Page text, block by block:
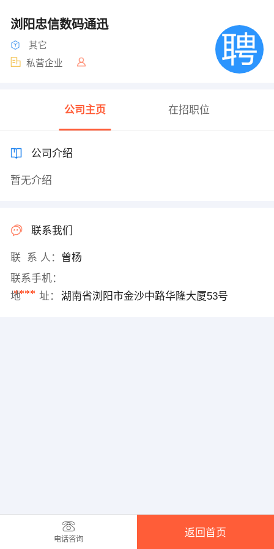
浏阳忠信数码通迅
其它
私营企业
公司主页 在招职位
公司介绍
暂无介绍
联系我们
联 系 人：
曾杨
联系手机：
****
地 址： 湖南省浏阳市金沙中路华隆大厦53号
电话咨询
返回首页